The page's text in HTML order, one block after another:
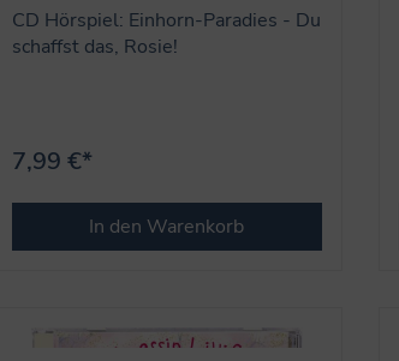
CD Hörspiel: Einhorn-Paradies - Du
schaffst das, Rosie!
7,99 €*
In den Warenkorb